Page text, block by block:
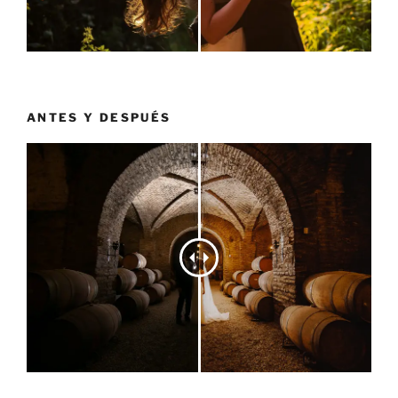
ANTES Y DESPUÉS